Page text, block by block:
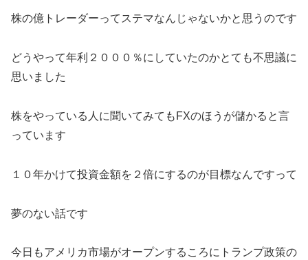
株の億トレーダーってステマなんじゃないかと思うのです
どうやって年利２０００％にしていたのかとても不思議に
思いました
株をやっている人に聞いてみてもFXのほうが儲かると言
っています
１０年かけて投資金額を２倍にするのが目標なんですって
夢のない話です
今日もアメリカ市場がオープンするころにトランプ政策の